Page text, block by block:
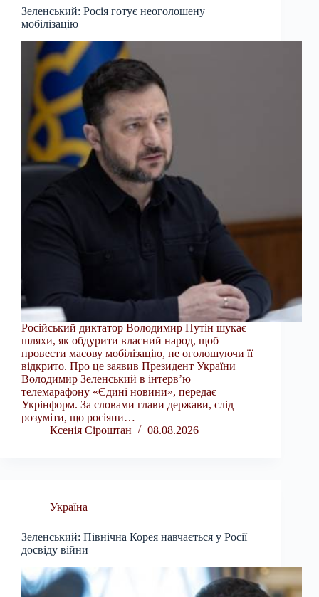
Зеленський: Росія готує неоголошену
мобілізацію
Російський диктатор Володимир Путін шукає
шляхи, як обдурити власний народ, щоб
провести масову мобілізацію, не оголошуючи її
відкрито. Про це заявив Президент України
Володимир Зеленський в інтерв’ю
телемарафону «Єдині новини», передає
Укрінформ. За словами глави держави, слід
розуміти, що росіяни…
Ксенія Сіроштан
08.08.2026
Україна
Зеленський: Північна Корея навчається у Росії
досвіду війни